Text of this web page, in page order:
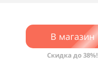
В магазин
Скидка до 38%!